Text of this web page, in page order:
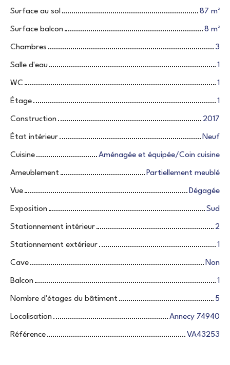
Surface au sol 87 m²
Surface balcon 8 m²
Chambres 3
Salle d'eau 1
WC 1
Étage 1
Construction 2017
État intérieur Neuf
Cuisine Aménagée et équipée/Coin cuisine
Ameublement Partiellement meublé
Vue Dégagée
Exposition Sud
Stationnement intérieur 2
Stationnement extérieur 1
Cave Non
Balcon 1
Nombre d'étages du bâtiment 5
Localisation Annecy 74940
Référence VA43253